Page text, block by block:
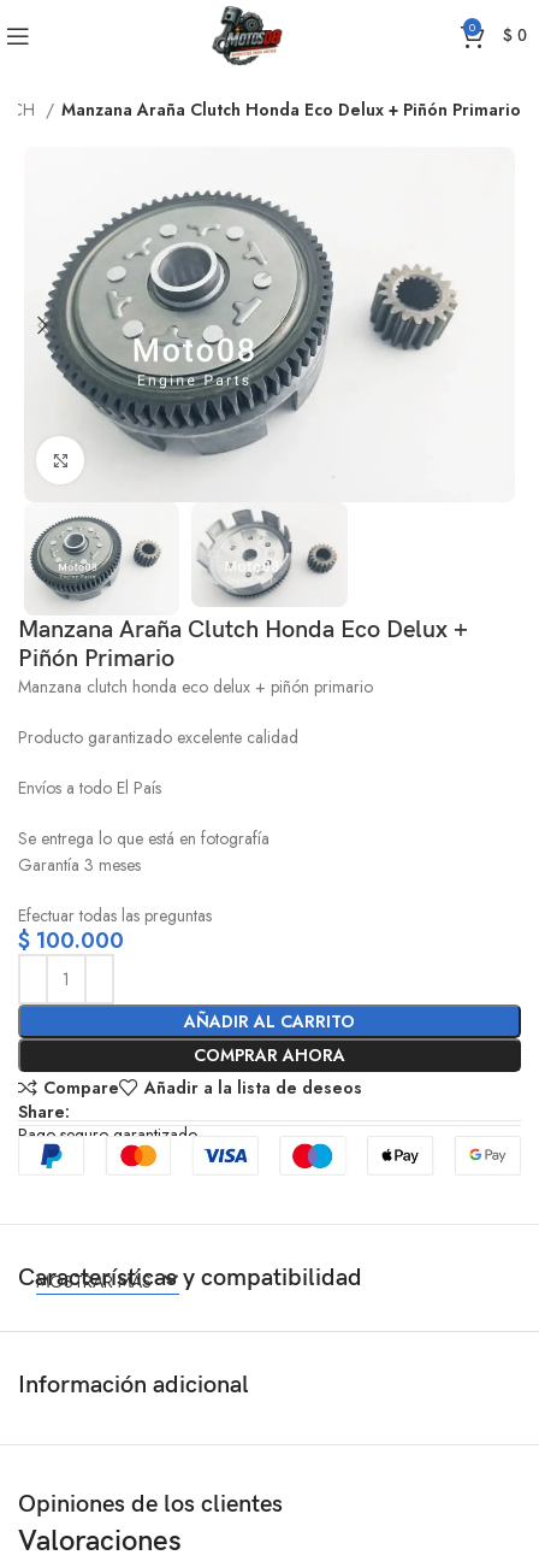
0 $0
Manzana Araña Clutch Honda Eco Delux + Piñón Primario
Click to enlarge
Manzana Araña Clutch Honda Eco Delux +
Piñón Primario
Manzana clutch honda eco delux + piñón primario
Producto garantizado excelente calidad
Envíos a todo El País
Se entrega lo que está en fotografía
Garantía 3 meses
Efectuar todas las preguntas
$ 100.000
AÑADIR AL CARRITO
COMPRAR AHORA
Compare
Añadir a la lista de deseos
Share:
Pago seguro garantizado
Características y compatibilidad
MOSTRAR MÁS
Información adicional
Opiniones de los clientes
Valoraciones